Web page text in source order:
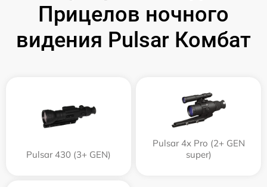
Прицелов ночного
видения Pulsar Комбат
Pulsar 430 (3+ GEN)
Pulsar 4x Pro (2+ GEN
super)